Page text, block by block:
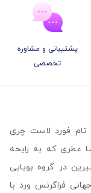
پشتیبانی و مشاوره
تخصصی
) تام فورد لاست چری
عطری که به رایحه
در گروه بویایی
برند جهانی فراگرنس ورد با